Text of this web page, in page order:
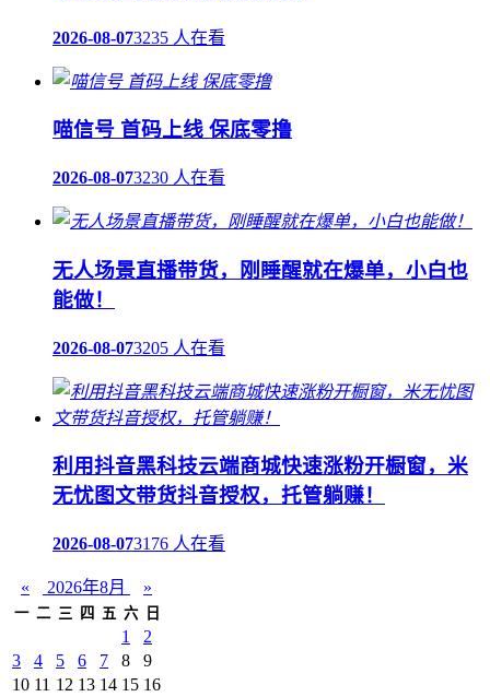
2026-08-073235 人在看
喵信号 首码上线 保底零撸
2026-08-073230 人在看
无人场景直播带货，刚睡醒就在爆单，小白也
能做！
2026-08-073205 人在看
利用抖音黑科技云端商城快速涨粉开橱窗，米
无忧图文带货抖音授权，托管躺赚！
2026-08-073176 人在看
« 2026年8月 »
一 二 三 四 五 六 日
1
2
3
4 5 6 7 8
9
10 11 12 13 14 15 16